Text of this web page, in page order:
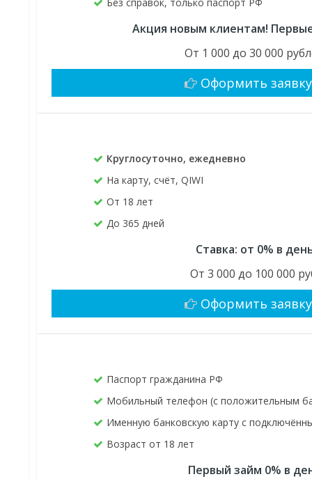
Без справок, только паспорт РФ
Акция новым клиентам!
От 1 000 до 30 000
Оформить заявку
Круглосуточно, ежедневно
На карту, счёт, QIWI
От 18 лет
До 365 дней
Ставка: от 0% в
От 3 000 до 100 000
Оформить заявку
Паспорт гражданина РФ
Мобильный телефон (с положительным
Именную банковскую карту с
Возраст от 18 лет
Первый займ 0% в